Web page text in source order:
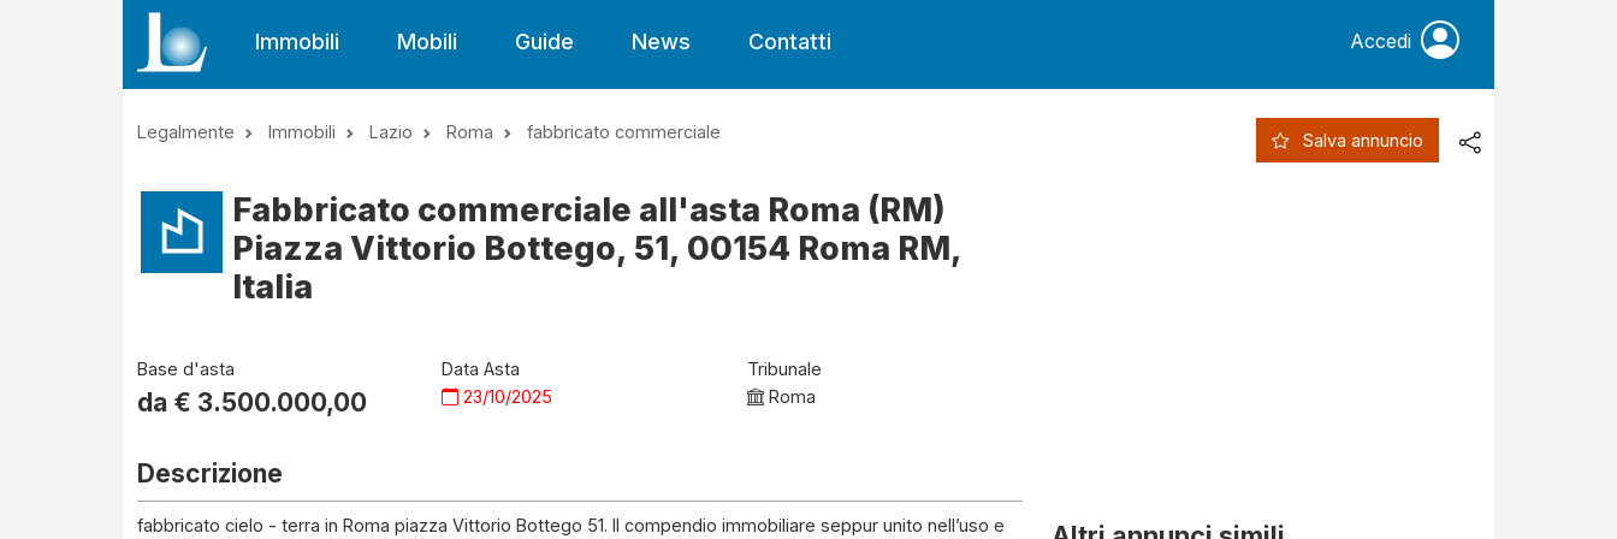
Immobili Mobili Guide News Contatti Accedi
Legalmente Immobili Lazio Roma fabbricato commerciale Salva annuncio
Fabbricato commerciale all'asta Roma (RM)
Piazza Vittorio Bottego, 51, 00154 Roma RM,
Italia
Base d'asta
da € 3.500.000,00
Data Asta
23/10/2025
Tribunale
Roma
Descrizione
fabbricato cielo - terra in Roma piazza Vittorio Bottego 51. Il compendio immobiliare seppur unito nell’uso e